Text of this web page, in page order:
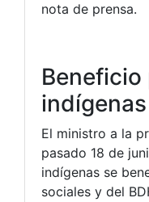
nota de prensa.
Beneficio
indígenas
El ministro a la
pasado 18 de
indígenas se
sociales y del